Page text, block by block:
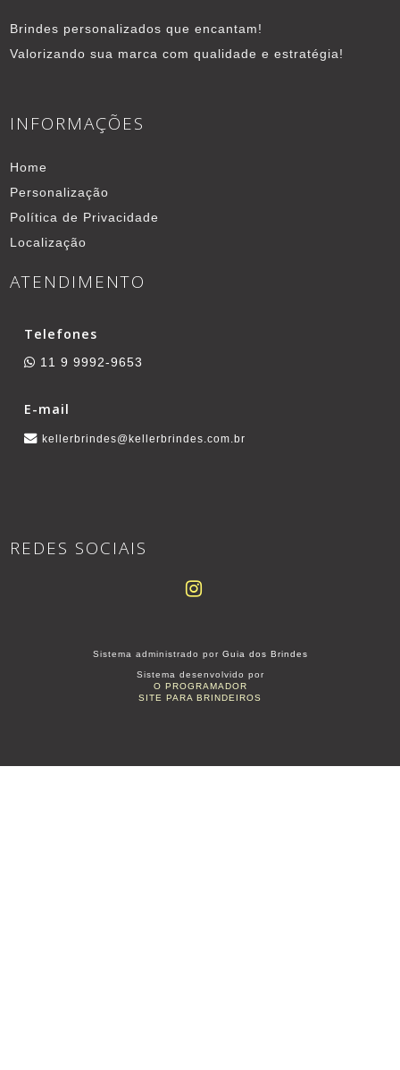
Brindes personalizados que encantam!
Valorizando sua marca com qualidade e estratégia!
INFORMAÇÕES
Home
Personalização
Política de Privacidade
Localização
ATENDIMENTO
Telefones
11 9 9992-9653
E-mail
kellerbrindes@kellerbrindes.com.br
REDES SOCIAIS
Sistema administrado por Guia dos Brindes
Sistema desenvolvido por
O PROGRAMADOR
SITE PARA BRINDEIROS